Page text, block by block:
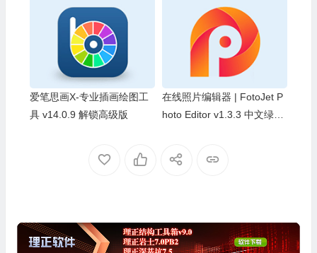
爱笔思画X-专业插画绘图工
具 v14.0.9 解锁高级版
在线照片编辑器 | FotoJet P
hoto Editor v1.3.3 中文绿色